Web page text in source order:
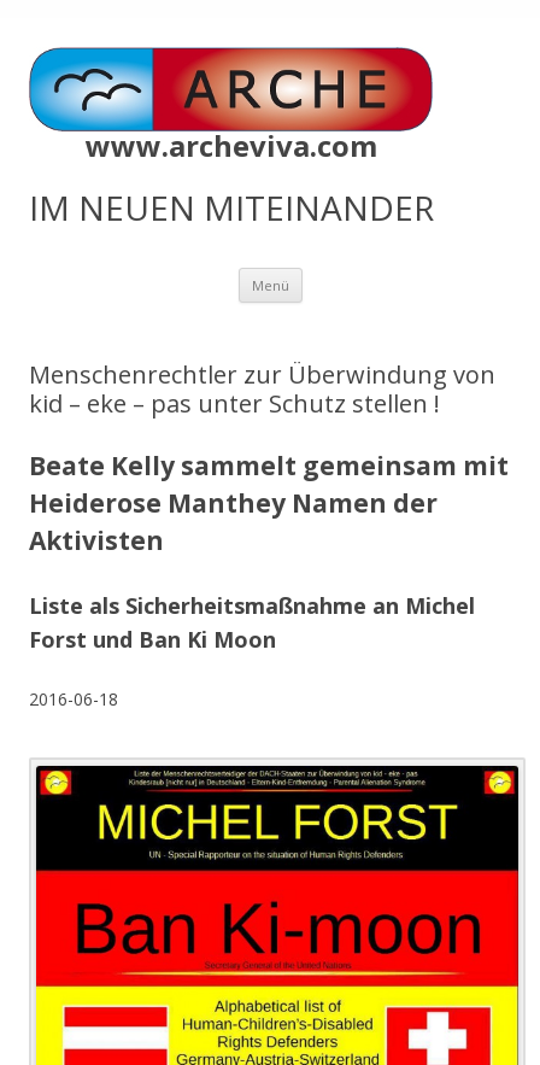
www.archeviva.com
IM NEUEN MITEINANDER
Menü Zum
springen
Menschenrechtler zur Überwindung von
kid – eke – pas unter Schutz stellen !
Beate Kelly sammelt gemeinsam mit
Heiderose Manthey Namen der
Aktivisten
Liste als Sicherheitsmaßnahme an Michel
Forst und Ban Ki Moon
2016-06-18